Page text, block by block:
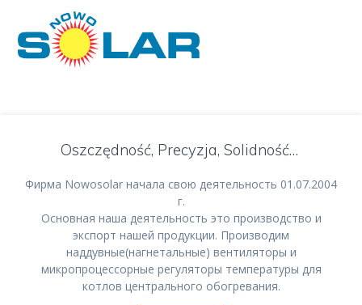
content
Oszczędność, Precyzja, Solidność…
Фирма Nowosolar начала свою деятельность 01.07.2004
г.
Основная наша деятельность это производство и
экспорт нашей продукции. Производим
наддувные(нагнетальные) вентиляторы и
микропроцессорные регуляторы температуры для
котлов центрального обогревания.